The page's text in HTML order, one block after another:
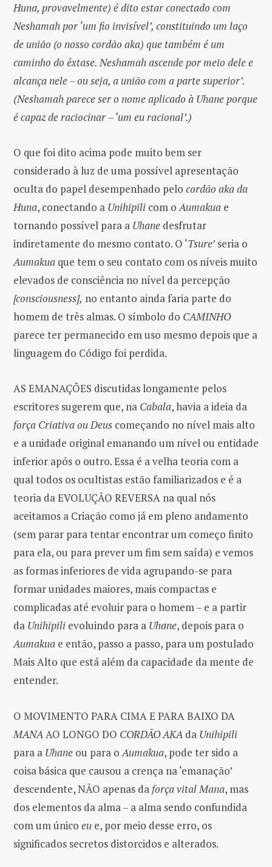
Huna, provavelmente) é dito estar conectado com
Neshamah por ‘um fio invisível’, constituindo um laço
de união (o nosso cordão aka) que também é um
caminho do êxtase. Neshamah ascende por meio dele e
alcança nele – ou seja, a união com a parte superior’.
(Neshamah parece ser o nome aplicado à Uhane porque
é capaz de raciocinar – ‘um eu racional’.)
O que foi dito acima pode muito bem ser
considerado à luz de uma possível apresentação
oculta do papel desempenhado pelo cordão akada
Huna, conectando a Unihipili com oAumakua e
tornando possível para a Uhane desfrutar
indiretamente do mesmo contato. O ‘Tsure’ seria o
Aumakua que tem o seu contato com os níveis muito
elevados de consciência no nível da percepção
[consciousness], no entanto ainda faria parte do
homem de três almas. O símbolo do CAMINHO
parece ter permanecido em uso mesmo depois que a
linguagem do Código foi perdida.
AS EMANAÇÕES discutidas longamente pelos
escritores sugerem que, na Cabala, havia a ideia da
força Criativa ou Deus começando no nível mais alto
e a unidade original emanando um nível ou entidade
inferior após o outro. Essa é a velha teoria com a
qual todos os ocultistas estão familiarizados e é a
teoria da EVOLUÇÃO REVERSA na qual nós
aceitamos a Criação como já em pleno andamento
(sem parar para tentar encontrar um começo finito
para ela, ou para prever um fim sem saída) e vemos
as formas inferiores de vida agrupando-se para
formar unidades maiores, mais compactas e
complicadas até evoluir para o homem – e a partir
da Unihipili evoluindo para a Uhane, depois para o
Aumakua e então, passo a passo, para um postulado
Mais Alto que está além da capacidade da mente de
entender.
O MOVIMENTO PARA CIMA E PARA BAIXO DA
MANA AO LONGO DO CORDÃO AKA da Unihipili
para a Uhane ou para o Aumakua, pode ter sido a
coisa básica que causou a crença na ‘emanação’
descendente, NÃO apenas da força vital Mana, mas
dos elementos da alma – a alma sendo confundida
com um único eu e, por meio desse erro, os
significados secretos distorcidos e alterados.